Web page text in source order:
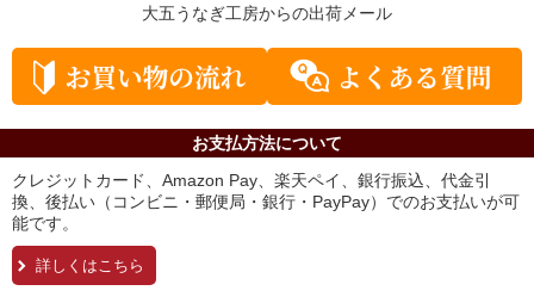
大五うなぎ工房からの出荷メール
お支払方法について
クレジットカード、Amazon Pay、楽天ペイ、銀行振込、代金引
換、後払い（コンビニ・郵便局・銀行・PayPay）でのお支払いが可
能です。
詳しくはこちら